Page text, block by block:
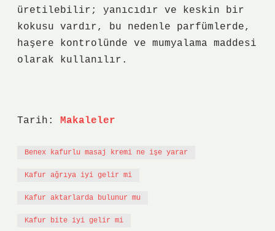
üretilebilir; yanıcıdır ve keskin bir
kokusu vardır, bu nedenle parfümlerde,
haşere kontrolünde ve mumyalama maddesi
olarak kullanılır.
Tarih: Makaleler
Benex kafurlu masaj kremi ne işe yarar
Kafur ağrıya iyi gelir mi
Kafur aktarlarda bulunur mu
Kafur bite iyi gelir mi